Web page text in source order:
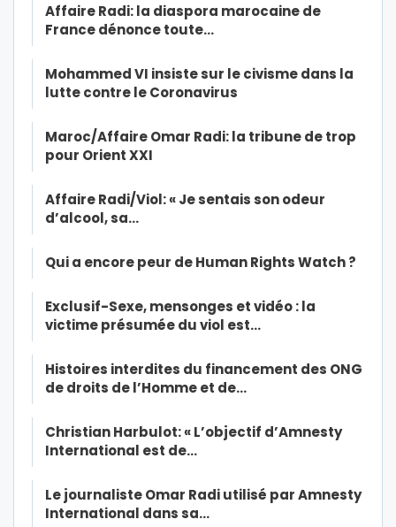
Affaire Radi: la diaspora marocaine de
France dénonce toute…
Mohammed VI insiste sur le civisme dans la
lutte contre le Coronavirus
Maroc/Affaire Omar Radi: la tribune de trop
pour Orient XXI
Affaire Radi/Viol: « Je sentais son odeur
d’alcool, sa…
Qui a encore peur de Human Rights Watch ?
Exclusif-Sexe, mensonges et vidéo : la
victime présumée du viol est…
Histoires interdites du financement des ONG
de droits de l’Homme et de…
Christian Harbulot: « L’objectif d’Amnesty
International est de…
Le journaliste Omar Radi utilisé par Amnesty
International dans sa…